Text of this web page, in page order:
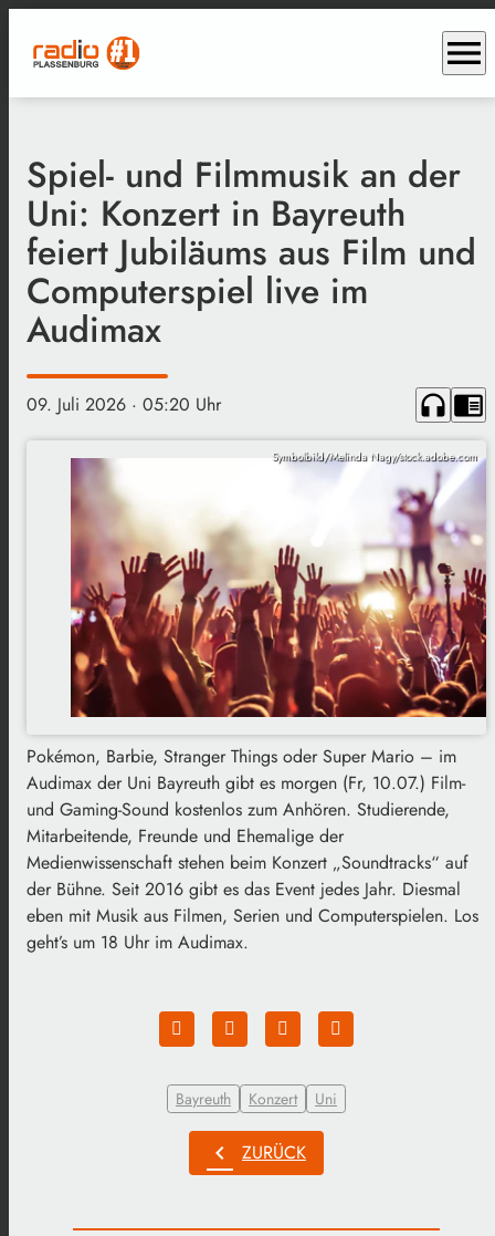
menu
Spiel- und Filmmusik an der
Uni: Konzert in Bayreuth
feiert Jubiläums aus Film und
Computerspiel live im
Audimax
09. Juli 2026 · 05:20 Uhr headphones chrome_reader_mode
Symbolbild/Melinda Nagy/stock.adobe.com
Pokémon, Barbie, Stranger Things oder Super Mario – im
Audimax der Uni Bayreuth gibt es morgen (Fr, 10.07.) Film-
und Gaming-Sound kostenlos zum Anhören. Studierende,
Mitarbeitende, Freunde und Ehemalige der
Medienwissenschaft stehen beim Konzert „Soundtracks“ auf
der Bühne. Seit 2016 gibt es das Event jedes Jahr. Diesmal
eben mit Musik aus Filmen, Serien und Computerspielen. Los
geht’s um 18 Uhr im Audimax.
Bayreuth Konzert Uni
chevron_left ZURÜCK